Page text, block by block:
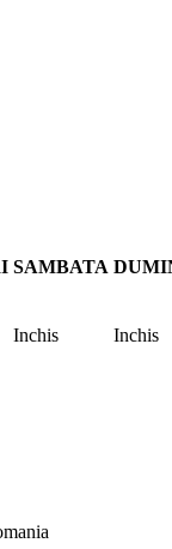
SAMBATA
Inchis Inchis